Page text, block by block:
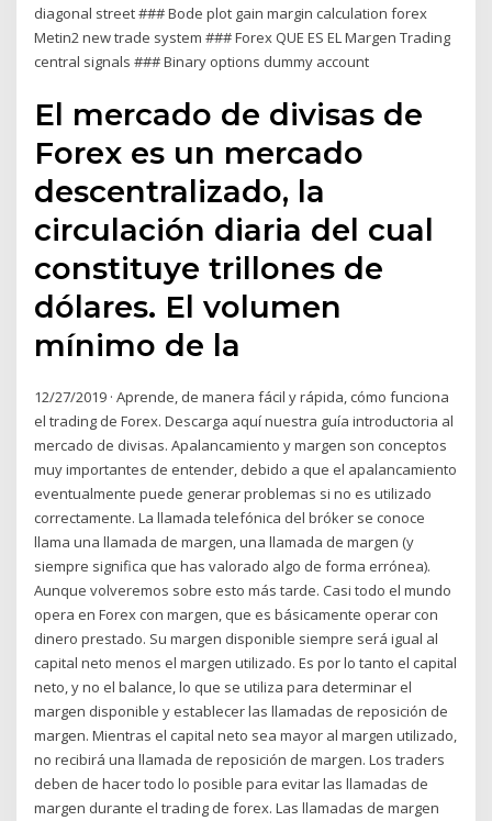
diagonal street ### Bode plot gain margin calculation forex
Metin2 new trade system ### Forex QUE ES EL Margen Trading
central signals ### Binary options dummy account
El mercado de divisas de
Forex es un mercado
descentralizado, la
circulación diaria del cual
constituye trillones de
dólares. El volumen
mínimo de la
12/27/2019 · Aprende, de manera fácil y rápida, cómo funciona
el trading de Forex. Descarga aquí nuestra guía introductoria al
mercado de divisas. Apalancamiento y margen son conceptos
muy importantes de entender, debido a que el apalancamiento
eventualmente puede generar problemas si no es utilizado
correctamente. La llamada telefónica del bróker se conoce
llama una llamada de margen, una llamada de margen (y
siempre significa que has valorado algo de forma errónea).
Aunque volveremos sobre esto más tarde. Casi todo el mundo
opera en Forex con margen, que es básicamente operar con
dinero prestado. Su margen disponible siempre será igual al
capital neto menos el margen utilizado. Es por lo tanto el capital
neto, y no el balance, lo que se utiliza para determinar el
margen disponible y establecer las llamadas de reposición de
margen. Mientras el capital neto sea mayor al margen utilizado,
no recibirá una llamada de reposición de margen. Los traders
deben de hacer todo lo posible para evitar las llamadas de
margen durante el trading de forex. Las llamadas de margen